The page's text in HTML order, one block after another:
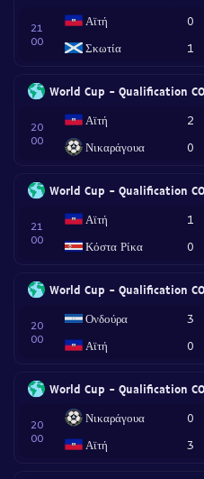
21
00
Αϊτή
Σκωτία
0
1
World Cup - Qualification
20
00
Αϊτή
Νικαράγουα
2
0
World Cup - Qualification
21
00
Αϊτή
Κόστα Ρίκα
1
0
World Cup - Qualification
20
00
Ονδούρα
Αϊτή
3
0
World Cup - Qualification
20
00
Νικαράγουα
Αϊτή
0
3